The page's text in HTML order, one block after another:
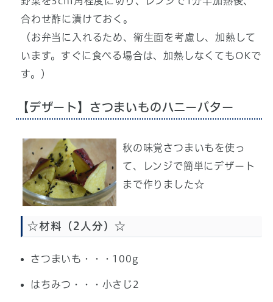
合わせ酢に漬けておく。
（お弁当に入れるため、衛生面を考慮し、加熱して
います。すぐに食べる場合は、加熱しなくてもOKで
す。）
【デザート】さつまいものハニーバター
秋の味覚さつまいもを使っ
て、レンジで簡単にデザート
まで作りました☆
☆材料（2人分）☆
さつまいも・・・100g
はちみつ・・・小さじ2